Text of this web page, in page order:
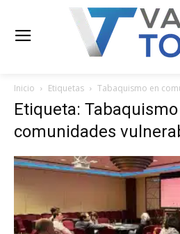
Inicio Etiquetas Tabaquismo en
Etiqueta:
comunidades